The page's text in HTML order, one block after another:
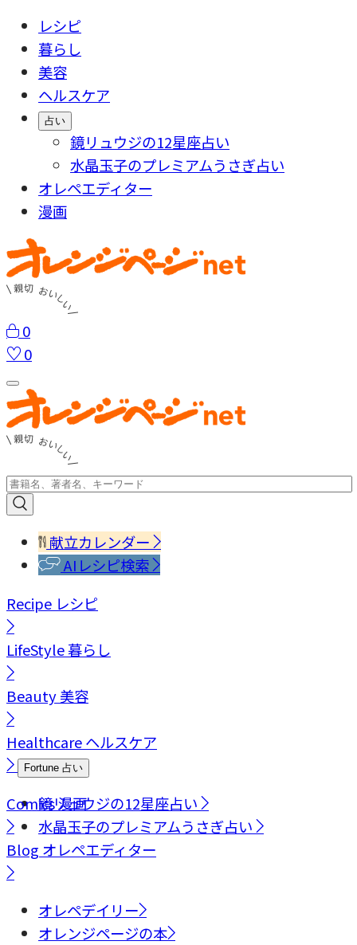
レシピ
暮らし
美容
ヘルスケア
占い
鏡リュウジの12星座占い
水晶玉子のプレミアムうさぎ占い
オレペエディター
漫画
0
0
献立カレンダー
AIレシピ検索
Recipe レシピ
LifeStyle暮らし
Beauty美容
Healthcareヘルスケア
Fortune 占い
鏡リュウジの12星座占い
水晶玉子のプレミアムうさぎ占い
Comics漫画
Blog オレペエディター
オレペデイリー
オレンジページの本